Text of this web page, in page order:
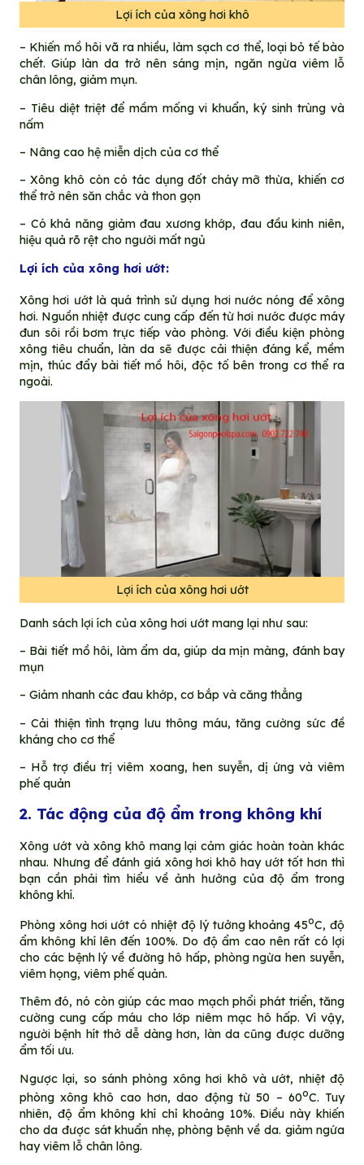
Lợi ích của xông hơi khô
– Khiến mồ hôi vã ra nhiều, làm sạch cơ thể, loại bỏ tế bào
chết. Giúp làn da trở nên sáng mịn, ngăn ngừa viêm lỗ
chân lông, giảm mụn.
– Tiêu diệt triệt để mầm mống vi khuẩn, ký sinh trùng và
nấm
– Nâng cao hệ miễn dịch của cơ thể
– Xông khô còn có tác dụng đốt cháy mỡ thừa, khiến cơ
thể trở nên săn chắc và thon gọn
– Có khả năng giảm đau xương khớp, đau đầu kinh niên,
hiệu quả rõ rệt cho người mất ngủ
Lợi ích của xông hơi ướt:
Xông hơi ướt là quá trình sử dụng hơi nước nóng để xông
hơi. Nguồn nhiệt được cung cấp đến từ hơi nước được máy
đun sôi rồi bơm trực tiếp vào phòng. Với điều kiện phòng
xông tiêu chuẩn, làn da sẽ được cải thiện đáng kể, mềm
mịn, thúc đẩy bài tiết mồ hôi, độc tố bên trong cơ thể ra
ngoài.
Lợi ích của xông hơi ướt
Danh sách lợi ích của xông hơi ướt mang lại như sau:
– Bài tiết mồ hôi, làm ẩm da, giúp da mịn màng, đánh bay
mụn
– Giảm nhanh các đau khớp, cơ bắp và căng thẳng
– Cải thiện tình trạng lưu thông máu, tăng cường sức đề
kháng cho cơ thể
– Hỗ trợ điều trị viêm xoang, hen suyễn, dị ứng và viêm
phế quản
2. Tác động của độ ẩm trong không khí
Xông ướt và xông khô mang lại cảm giác hoàn toàn khác
nhau. Nhưng để đánh giá xông hơi khô hay ướt tốt hơn thì
bạn cần phải tìm hiểu về ảnh hưởng của độ ẩm trong
không khí.
Phòng xông hơi ướt có nhiệt độ lý tưởng khoảng 45oC, độ
ẩm không khí lên đến 100%. Do độ ẩm cao nên rất có lợi
cho các bệnh lý về đường hô hấp, phòng ngừa hen suyễn,
viêm họng, viêm phế quản.
Thêm đó, nó còn giúp các mao mạch phổi phát triển, tăng
cường cung cấp máu cho lớp niêm mạc hô hấp. Vì vậy,
người bệnh hít thở dễ dàng hơn, làn da cũng được dưỡng
ẩm tối ưu.
Ngược lại, so sánh phòng xông hơi khô và ướt, nhiệt độ
phòng xông khô cao hơn, dao động từ 50 – 60oC. Tuy
nhiên, độ ẩm không khí chỉ khoảng 10%. Điều này khiến
cho da được sát khuẩn nhẹ, phòng bệnh về da. giảm ngứa
hay viêm lỗ chân lông.